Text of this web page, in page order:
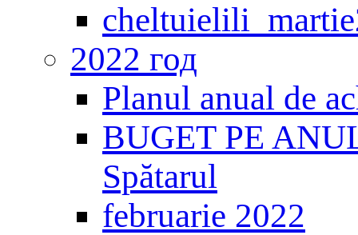
2022 год
Planul anual de
BUGET PE
Spătarul
februarie 2022